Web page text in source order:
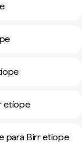
etíope
para Birr etíope